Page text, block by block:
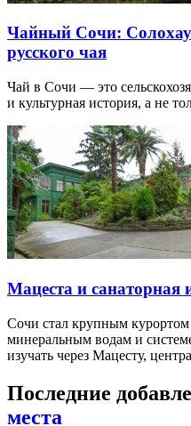
Чайный Сочи:
русского чая
Чай в Сочи — это
и культурная история, а не
Мацеста и санаторная
Сочи стал крупным курортом
минеральным водам и
изучать через Мацесту,
Последние
места